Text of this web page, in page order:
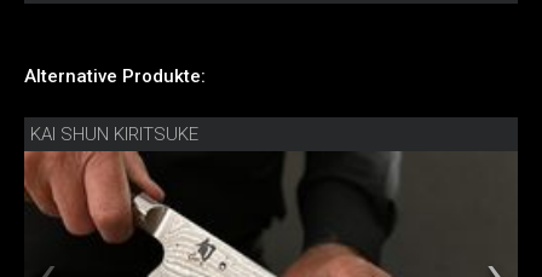
Alternative Produkte:
KAI SHUN KIRITSUKE